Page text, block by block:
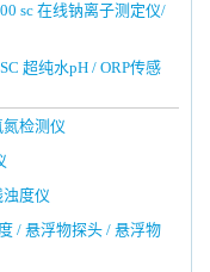
sc 在线钠离子测定仪/
超纯水pH / ORP传感
氮检测仪
浊度仪
/ 悬浮物探头 / 悬浮物